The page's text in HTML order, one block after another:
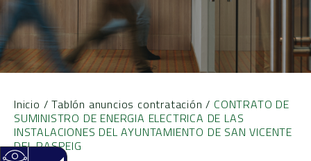
Inicio /Tablón anuncios contratación / CONTRATO DE
SUMINISTRO DE ENERGIA ELECTRICA DE LAS
INSTALACIONES DEL AYUNTAMIENTO DE SAN VICENTE
DEL RASPEIG